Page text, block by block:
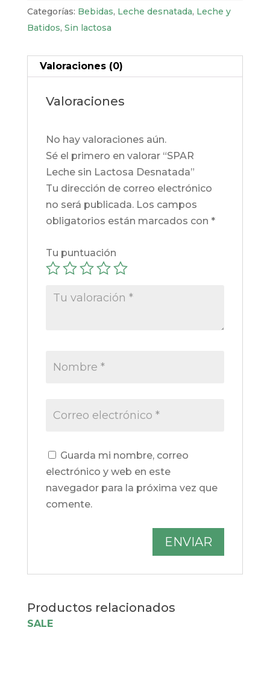
Desnatada
cantidad
Categorías: Bebidas, Leche desnatada, Leche y
Batidos, Sin lactosa
Valoraciones (0)
Valoraciones
No hay valoraciones aún.
Sé el primero en valorar “SPAR
Leche sin Lactosa Desnatada”
Tu dirección de correo electrónico
no será publicada. Los campos
obligatorios están marcados con *
Tu puntuación
Guarda mi nombre, correo
electrónico y web en este
navegador para la próxima vez que
comente.
Productos relacionados
SALE